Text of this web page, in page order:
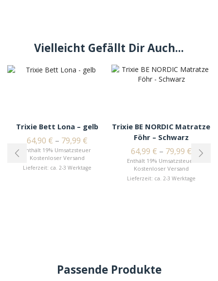
Vielleicht Gefällt Dir Auch...
Trixie Bett Lona – gelb
64,90 € – 79,99 €
Enthält 19% Umsatzsteuer
Kostenloser Versand
Lieferzeit: ca. 2-3 Werktage
Trixie BE NORDIC Matratze
Föhr – Schwarz
64,99 € – 79,99 €
Enthält 19% Umsatzsteuer
Kostenloser Versand
Lieferzeit: ca. 2-3 Werktage
Passende Produkte